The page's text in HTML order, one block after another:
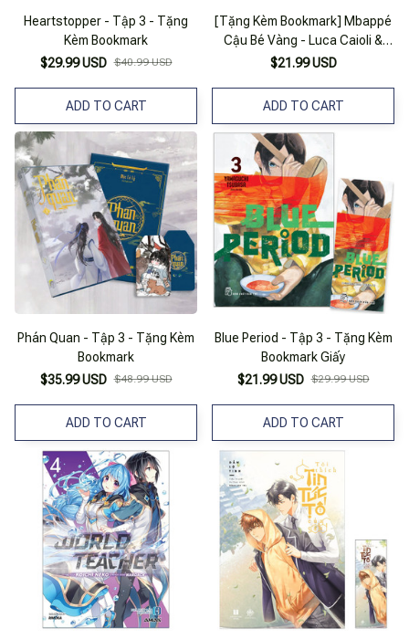
Heartstopper - Tập 3 - Tặng
Kèm Bookmark
$29.99 USD $40.99 USD
ADD TO CART
[Tặng Kèm Bookmark] Mbappé
Cậu Bé Vàng - Luca Caioli &
Cyril Collot
$21.99 USD
ADD TO CART
Phán Quan - Tập 3 - Tặng Kèm
Bookmark
$35.99 USD $48.99 USD
ADD TO CART
Blue Period - Tập 3 - Tặng Kèm
Bookmark Giấy
$21.99 USD $29.99 USD
ADD TO CART